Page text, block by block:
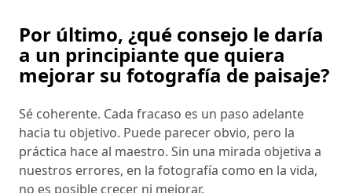
Por último, ¿qué consejo le daría
a un principiante que quiera
mejorar su fotografía de paisaje?
Sé coherente. Cada fracaso es un paso adelante
hacia tu objetivo. Puede parecer obvio, pero la
práctica hace al maestro. Sin una mirada objetiva a
nuestros errores, en la fotografía como en la vida,
no es posible crecer ni mejorar.